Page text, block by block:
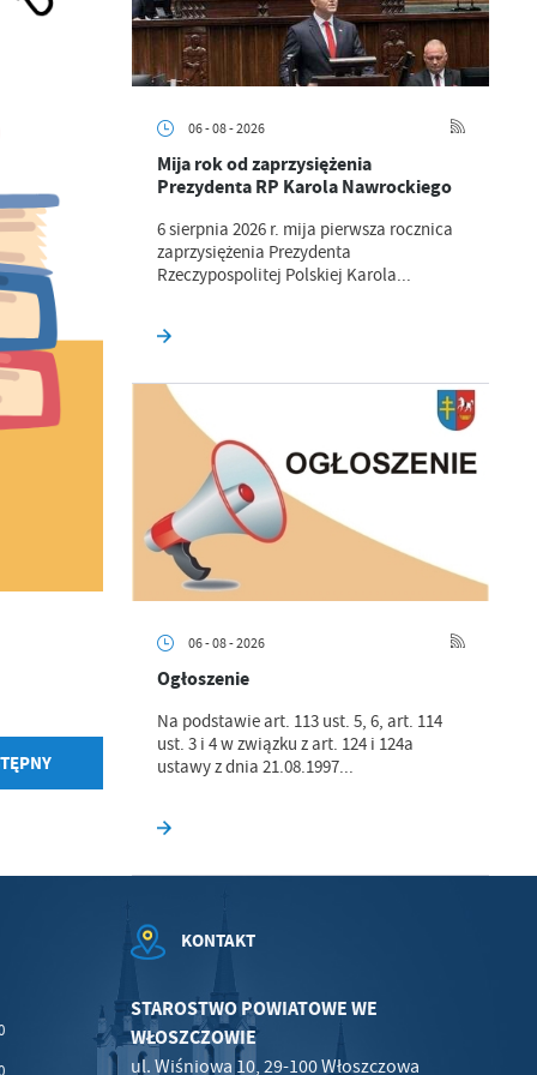
06 - 08 - 2026
Mija rok od zaprzysiężenia
Prezydenta RP Karola Nawrockiego
6 sierpnia 2026 r. mija pierwsza rocznica
zaprzysiężenia Prezydenta
Rzeczypospolitej Polskiej Karola...
06 - 08 - 2026
Ogłoszenie
Na podstawie art. 113 ust. 5, 6, art. 114
ust. 3 i 4 w związku z art. 124 i 124a
ustawy z dnia 21.08.1997...
KONTAKT
STAROSTWO POWIATOWE WE
WŁOSZCZOWIE
ul. Wiśniowa 10, 29-100 Włoszczowa